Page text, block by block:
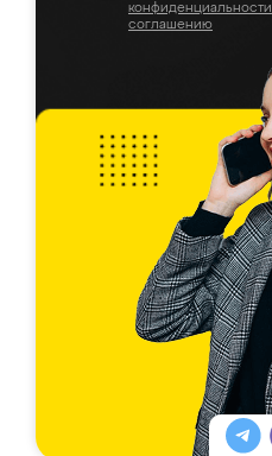
конфиденциальности
соглашению